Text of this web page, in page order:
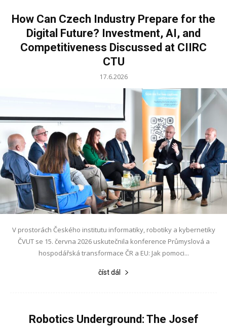
How Can Czech Industry Prepare for the
Digital Future? Investment, AI, and
Competitiveness Discussed at CIIRC
CTU
17.6.2026
V prostorách Českého institutu informatiky, robotiky a kybernetiky
ČVUT se 15. června 2026 uskutečnila konference Průmyslová a
hospodářská transformace ČR a EU: Jak pomoci...
číst dál
Robotics Underground: The Josef